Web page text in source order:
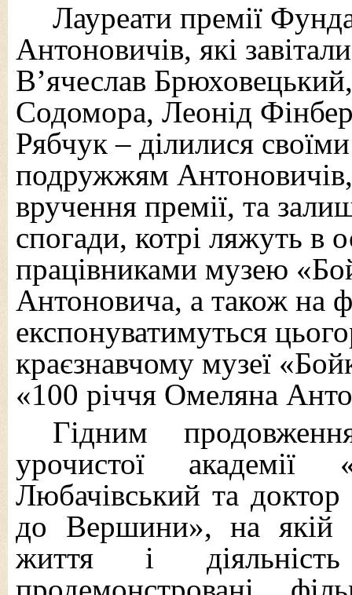
Лауреати премії
Антоновичів, які
В’ячеслав
Содомора, Леонід
Рябчук – ділилися
подружжям
вручення премії, та
спогади, котрі ляжуть в
працівниками музею
Антоновича, а також на
експонуватимуться
краєзнавчому музеї
«100 річчя Омеляна
Гідним
урочистої академії
Любачівський та
до Вершини», на якій
життя і